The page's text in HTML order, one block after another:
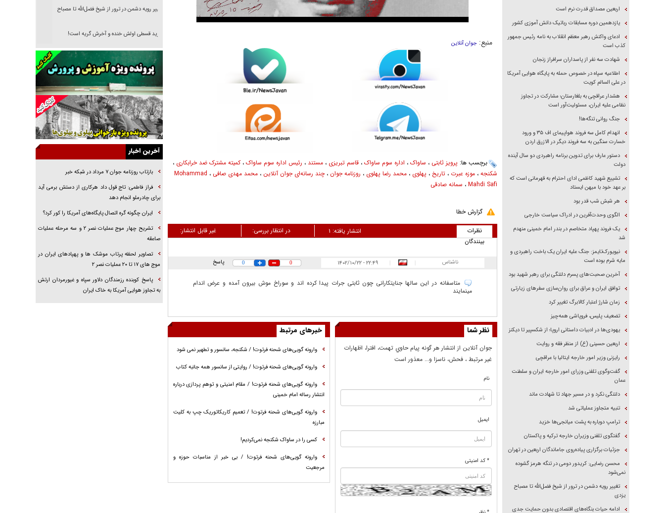
منبع: جوان آنلاین
برچسب ها: پرویز ثابتی ، ساواک، اداره سوم ساواک، قاسم تبریزی ، مستند ، رئیس اداره سوم ساواک،کمیته مشترک ضد خرابکاری ،
شکنجه، موزه عبرت ، تاریخ ، پهلوی ، محمد رضا پهلوی ، روزنامه جوان ،چند رسانه‌ای جوان آنلاین ، محمد مهدی صافی ، Mohammad
Mahdi Safi، سمانه صادقی
گزارش خطا
نظرات
بینندگان
غیر قابل انتشار: در انتظار بررسی: انتشار یافته: ۱
ناشناس |
| ۲۲:۴۹ - ۱۴۰۲/۱۰/۲۲ 0
0 پاسخ
متاسفانه در این سالها جنایتکارانی چون ثابتی جرات پیدا کرده اند و سوراخ موش بیرون آمده و عرض اندام
مینمایند
نظر شما
جوان آنلاين از انتشار هر گونه پيام حاوي تهمت، افترا، اظهارات
غير مرتبط ، فحش، ناسزا و... معذور است
نام
ایمیل
* کد امنیتی
خبرهای مرتبط
وارونه گویی‌های شحنه فرتوت! / شکنجه، سانسور و تطهیر نمی شود
وارونه گویی‌های شحنه فرتوت! / روایتی از سانسور همه جانبه کتاب
وارونه گویی‌های شحنه فرتوت! / مقام امنیتی و توهم پردازی درباره
انتشار رساله امام خمینی
وارونه گویی‌های شحنه فرتوت! / تعمیم کاریکاتوریک چپ به کلیت
مبارزه
کسی را در ساواک شکنجه نمی‌کردیم!
وارونه گویی‌های شحنه فرتوت! / بی خبر از مناسبات حوزه و
مرجعیت
اربعین مصداق قدرت نرم است
یازدهمین دوره مسابقات رباتیک دانش آموزی کشور
ادعای واکنش رهبر معظم انقلاب به نامه رئیس جمهور
کذب است
شهادت سه نفر از پاسداران سرافراز زنجان
اطلاعیه سپاه در خصوص حمله به پایگاه هوایی آمریکا
در علی السالم کویت
هشدار عراقچی به بلغارستان؛ مشارکت در تجاوز
نظامی علیه ایران، مسئولیت‌آور است
جنگ روانی تنگه‌ها!
انهدام کامل سه فروند هواپیمای اف ۳۵ و ورود
خسارت سنگین به سه فروند دیگر در الازرق اردن
دستور عارف برای تدوین برنامه راهبردی دو سال آینده
دولت
تشییع شهید کاظمی ادای احترام به قهرمانی است که
بر عهد خود با میهن ایستاد
هر شبش شب قدر بود
الگوی وحدت‌آفرین در ادراک سیاست خارجی
یک فروند پهپاد متخاصم در بندر امام خمینی منهدم
شد
نیویورک‌تایمز: جنگ علیه ایران یک باخت راهبردی و
مایه شرم بوده است
آخرین صحبت‌های پسرم دلتنگی برای رهبر شهید بود
توافق ایران و عراق برای روان‌سازی سفر‌های زیارتی
زمان شارژ اعتبار کالابرگ تغییر کرد
تضعیف پلیس، فروپاشی همه‌چیز
یهودی‌ها در ادبیات داستانی اروپا؛ از شکسپیر تا دیکنز
اربعین حسینی (ع) از منظر فقه و روایت
رایزنی وزیر امور خارجه ایتالیا با عراقچی
گفت‌وگوی تلفنی وزرای امور خارجه ایران و سلطنت
عمان
دلتنگی نکرد و در مسیر جهاد تا شهادت ماند
تنبیه متجاوز عملیاتی شد
ترامپ دوباره به پشت میانجی‌ها خزید
گفتگوی تلفنی وزیران خارجه ترکیه و پاکستان
جزئیات برگزاری پیاده‌روی جاماندگان اربعین در تهران
محسن رضایی: کریدور دومی در تنگه هرمز گشوده
نمی‌شود
تغییر رویه دشمن در ترور از شیخ فضل‌الله تا مصباح
یزدی
ادامه حیات بنگاه‌های اقتصادی بدون حمایت جدی
تغییر رویه دشمن در ترور از شیخ فضل‌الله تا مصباح
خرید قسطی اولش خنده و آخرش گریه است!
فوتبال و آن «بالا»!
راهبرد غافلگیری با نسل جدید پهپاد‌ها
جنجال پزشکان تقلبی در صنعت زیبایی
یهودی‌ها در ادبیات داستانی اروپا؛ از شکسپیر تا
دیکنز
گفت‌وگو با خواهر یکی از شهدای جنگ رمضان/
خواهرم فرمانده جهادی و اهل خدمت بی‌منت بود
جزئیات شکنجه‌هایم فراتر از آن است که در بیان
بگنجد!
گزارش «جوان» از قوانین سخت‌گیرانه ۶ قاره در
تحلیل ابعاد پیام رهبر انقلاب به حزب‌الله/ مقاومت
لبنان/ هر شبش شب قدر بود
آخرین اخبار
بازتاب روزنامه جوان ۷ مرداد در شبکه خبر
فراز فاطمی: تاج قول داد هرکاری از دستش برمی آید
برای چادرملو انجام دهد
ایران چگونه گره اتصال پایگاه‌های آمریکا را کور کرد؟
تشریح چهار موج عملیات نصر ۲ و سه مرحله عملیات
صاعقه
تصاویر لحظه پرتاب موشک ها و پهپادهای ایران در
موج های ۱۷ تا ۲۰ عملیات نصر ۲
پاسخ کوبنده رزمندگان دلاور سپاه و غیورمردان ارتش
به تجاوز هوایی آمریکا به خاک ایران